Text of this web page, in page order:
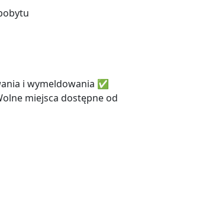
i wymeldowania ✅
miejsca dostępne od